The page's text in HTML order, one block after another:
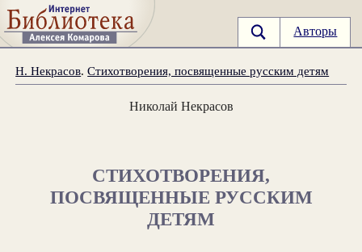
Авторы
Н. Некрасов.Стихотворения, посвященные русским детям
Николай Некрасов
СТИХОТВОРЕНИЯ,
ПОСВЯЩЕННЫЕ РУССКИМ
ДЕТЯМ